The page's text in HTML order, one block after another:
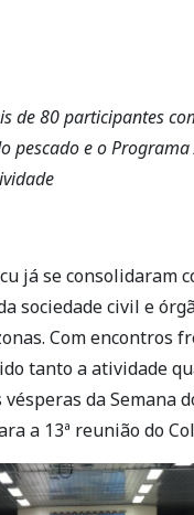
de 80 participantes
pescado e o
já se consolidaram
sociedade civil e
Com encontros
tanto a atividade
da Semana
a 13ª reunião do